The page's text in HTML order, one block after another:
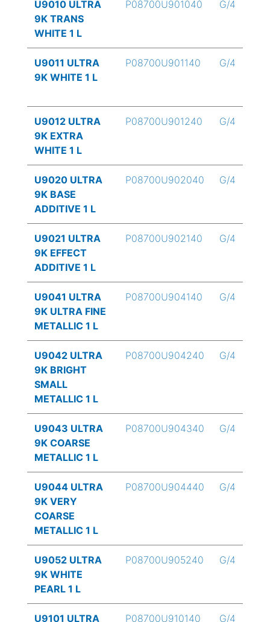
U9010 ULTRA
9K TRANS
WHITE 1 L
P08700U901040 G/4
U9011 ULTRA
9K WHITE 1 L
P08700U901140 G/4
U9012 ULTRA
9K EXTRA
WHITE 1 L
P08700U901240 G/4
U9020 ULTRA
9K BASE
ADDITIVE 1 L
P08700U902040 G/4
U9021 ULTRA
9K EFFECT
ADDITIVE 1 L
P08700U902140 G/4
U9041 ULTRA
9K ULTRA FINE
METALLIC 1 L
P08700U904140 G/4
U9042 ULTRA
9K BRIGHT
SMALL
METALLIC 1 L
P08700U904240 G/4
U9043 ULTRA
9K COARSE
METALLIC 1 L
P08700U904340 G/4
U9044 ULTRA
9K VERY
COARSE
METALLIC 1 L
P08700U904440 G/4
U9052 ULTRA
9K WHITE
PEARL 1 L
P08700U905240 G/4
U9101 ULTRA
P08700U910140 G/4